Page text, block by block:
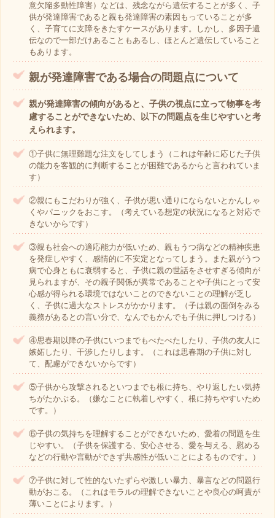
意欠陥多動性障害）などは、残念ながら遺伝することが多く、子
供が発達障害であると親も発達障害の素因もっていることが多
く、子育てに支障をきたすケースがあります。しかし、多因子遺
伝なので一部だけあることもあるし、ほとんど遺伝していること
もあります。
親が発達障害である場合の問題点について
親が発達障害の傾向があると、子供の視点に立って物事を考
慮することができないため、以下の問題点を生じやすいと考
えられます。
①子供に無理難題な注文をしてしまう（これは年齢に応じた子供
の能力を客観的に判断することが困難であるからと言われていま
す）
②親にもこだわりが強く、子供が思い通りにならないとかんしゃ
くやパニックをおこす。（考えている想定の状況になると対応で
きないからです）
③親も社会への適応能力が低いため、親もうつ病などの精神疾患
を発症しやすく、感情的に不安定となってしまう。また親がうつ
病で心身ともに衰弱すると、子供に親の世話をさせすぎる傾向が
見られますが、その親子関係が異常であることや子供にとって安
心感が得られる環境ではないことのできないことの理解が乏し
く、子供に過大なストレスがかかります。（子は親の面倒をみる
義務があるとの言い分で、なんでもかんでも子供に押しつける）
④思春期以降の子供にいつまでもべたべたしたり、子供の友人に
嫉妬したり、干渉したりします。（これは思春期の子供に対し
て、配慮ができないからです）
⑤子供から攻撃されるといつまでも根に持ち、やり返したい気持
ちがたかぶる。（嫌なことに執着しやすく、根に持ちやすいため
です。）
⑥子供の気持ちを理解することができないため、愛着の問題を生
じやすい。（子供を保護する、安心させる、愛を与える、慰める
などの行動や言動ができず共感性が低いことによるものです。）
⑦子供に対して性的ないたずらや激しい暴力、暴言などの問題行
動がおこる。（これはモラルの理解できないことや良心の呵責が
薄いことによります。）